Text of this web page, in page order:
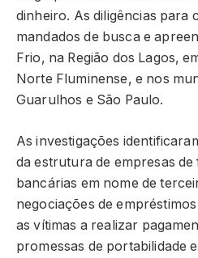
dinheiro. As diligências para
mandados de busca e
Frio, na Região dos Lagos,
Norte Fluminense, e nos
Guarulhos e São Paulo.
As investigações
da estrutura de empresas
bancárias em nome de
negociações de
as vítimas a realizar
promessas de portabilidade